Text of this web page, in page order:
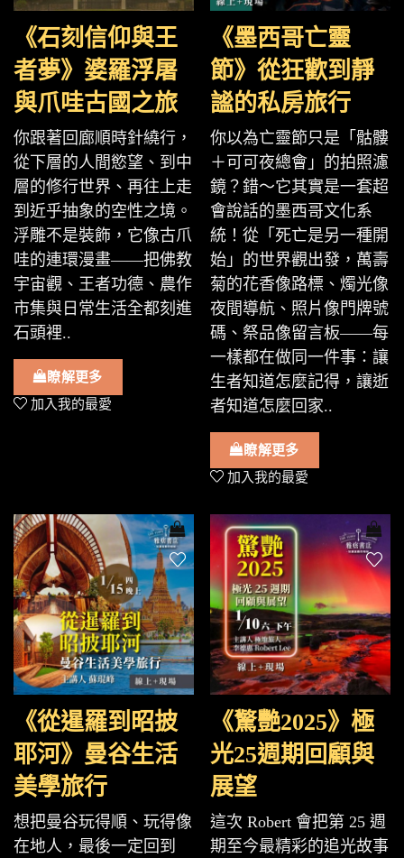
《石刻信仰與王
者夢》婆羅浮屠
與爪哇古國之旅
你跟著回廊順時針繞行，
從下層的人間慾望、到中
層的修行世界、再往上走
到近乎抽象的空性之境。
浮雕不是裝飾，它像古爪
哇的連環漫畫——把佛教
宇宙觀、王者功德、農作
市集與日常生活全都刻進
石頭裡..
瞭解更多
加入我的最愛
《墨西哥亡靈
節》從狂歡到靜
謐的私房旅行
你以為亡靈節只是「骷髏
＋可可夜總會」的拍照濾
鏡？錯～它其實是一套超
會說話的墨西哥文化系
統！從「死亡是另一種開
始」的世界觀出發，萬壽
菊的花香像路標、燭光像
夜間導航、照片像門牌號
碼、祭品像留言板——每
一樣都在做同一件事：讓
生者知道怎麼記得，讓逝
者知道怎麼回家..
瞭解更多
加入我的最愛
《從暹羅到昭披
耶河》曼谷生活
美學旅行
想把曼谷玩得順、玩得像
在地人，最後一定回到
《驚艷2025》極
光25週期回顧與
展望
這次 Robert 會把第 25 週
期至今最精彩的追光故事